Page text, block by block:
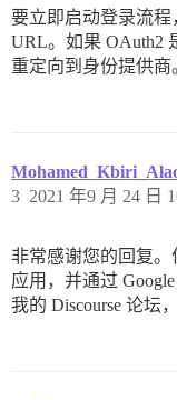
要立即启动登录流程
URL。如果 OAuth2
重定向到身份提供商
2021 年9 月 24 日
3
非常感谢您的回复
应用，并通过
我的 Discourse 论坛